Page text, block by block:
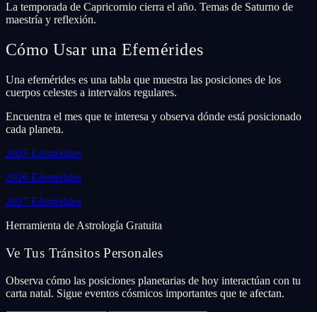
La temporada de Capricornio cierra el año. Temas de Saturno de
maestría y reflexión.
Cómo Usar una Efemérides
Una efemérides es una tabla que muestra las posiciones de los
cuerpos celestes a intervalos regulares.
Encuentra el mes que te interesa y observa dónde está posicionado
cada planeta.
2025 Efemérides
2026 Efemérides
2027 Efemérides
Herramienta de Astrología Gratuita
Ve Tus Tránsitos Personales
Observa cómo las posiciones planetarias de hoy interactúan con tu
carta natal. Sigue eventos cósmicos importantes que te afectan.